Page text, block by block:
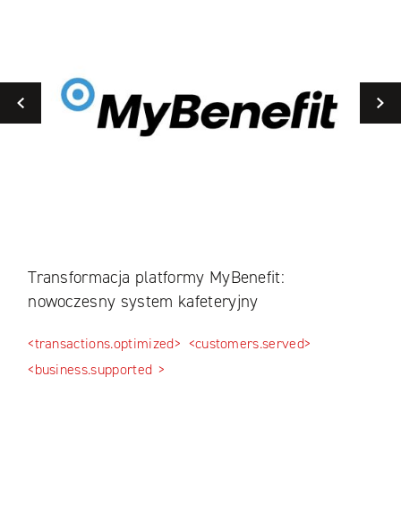
Previous
Transformacja platformy MyBenefit:
nowoczesny system kafeteryjny
<transactions.optimized> <customers.served>
<business.supported >